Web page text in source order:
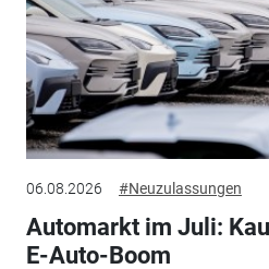
06.08.2026 #Neuzulassungen
Automarkt im Juli:
E-Auto-Boom